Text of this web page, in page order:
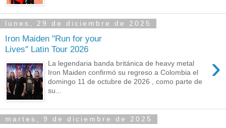
lunes, 29 de diciembre de 2025
Iron Maiden "Run for your
Lives" Latin Tour 2026
›
La legendaria banda británica de heavy metal
Iron Maiden confirmó su regreso a Colombia el
domingo 11 de octubre de 2026 , como parte de
su...
martes, 9 de diciembre de 2025